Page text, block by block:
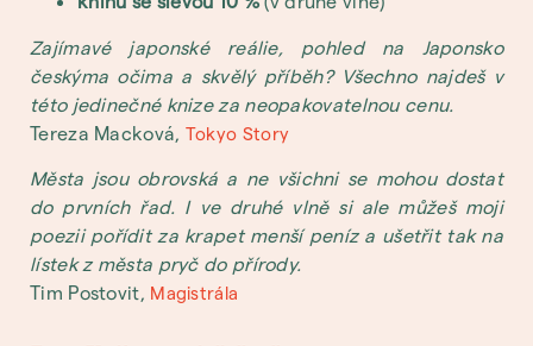
Zajímavé japonské reálie, pohled na Japonsko
českýma očima a skvělý příběh? Všechno najdeš v
této jedinečné knize za neopakovatelnou cenu.
Tereza Macková, Tokyo Story
Města jsou obrovská a ne všichni se mohou dostat
do prvních řad. I ve druhé vlně si ale můžeš moji
poezii pořídit za krapet menší peníz a ušetřit tak na
lístek z města pryč do přírody.
Tim Postovit, Magistrála